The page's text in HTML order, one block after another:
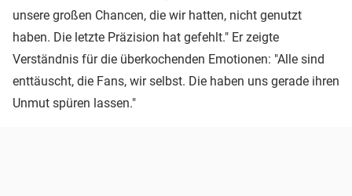
unsere großen Chancen, die wir hatten, nicht genutzt
haben. Die letzte Präzision hat gefehlt." Er zeigte
Verständnis für die überkochenden Emotionen: "Alle sind
enttäuscht, die Fans, wir selbst. Die haben uns gerade ihren
Unmut spüren lassen."